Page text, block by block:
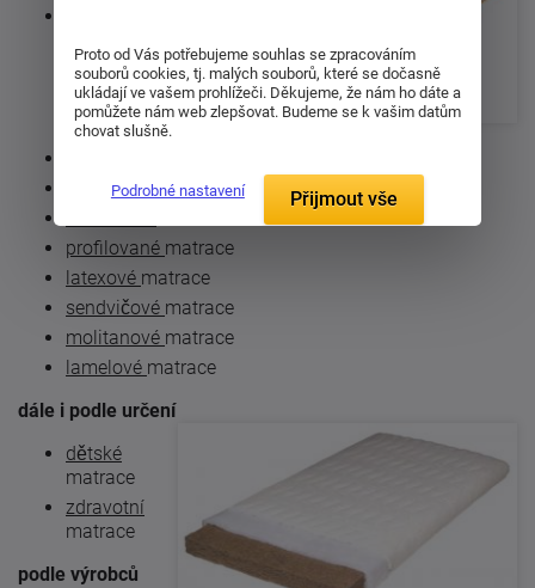
pružinovématrace
profilované matrace
latexové matrace
sendvičové matrace
molitanové matrace
lamelové matrace
dále i podle určení
dětské
matrace
zdravotní
matrace
podle výrobců
Proto od Vás potřebujeme souhlas se zpracováním
souborů cookies, tj. malých souborů, které se dočasně
ukládají ve vašem prohlížeči. Děkujeme, že nám ho dáte a
pomůžete nám web zlepšovat. Budeme se k vašim datům
chovat slušně.
Podrobné nastavení Přijmout vše